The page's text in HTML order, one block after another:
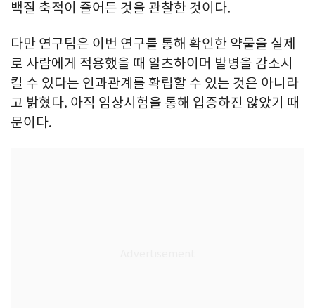
백질 축적이 줄어든 것을 관찰한 것이다.
다만 연구팀은 이번 연구를 통해 확인한 약물을 실제
로 사람에게 적용했을 때 알츠하이머 발병을 감소시
킬 수 있다는 인과관계를 확립할 수 있는 것은 아니라
고 밝혔다. 아직 임상시험을 통해 입증하진 않았기 때
문이다.